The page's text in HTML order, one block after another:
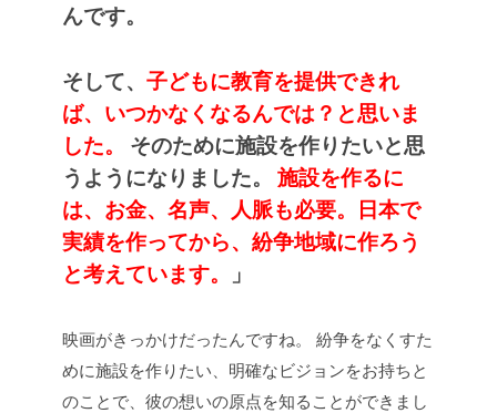
んです。
そして、 子どもに教育を提供できれ
ば、いつかなくなるんでは？と思いま
した。
そのために施設を作りたいと思
うようになりました。
施設を作るに
は、お金、名声、人脈も必要。日本で
実績を作ってから、紛争地域に作ろう
と考えています。
」
映画がきっかけだったんですね。
紛争をなくすた
めに施設を作りたい、明確なビジョンをお持ちと
のことで、彼の想いの原点を知ることができまし